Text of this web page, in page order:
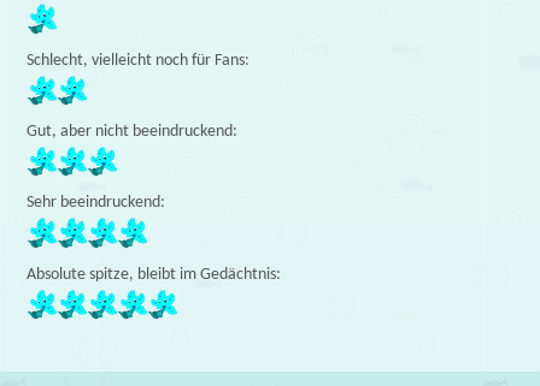
Schlecht, vielleicht noch für Fans:
Gut, aber nicht beeindruckend:
Sehr beeindruckend:
Absolute spitze, bleibt im Gedächtnis: